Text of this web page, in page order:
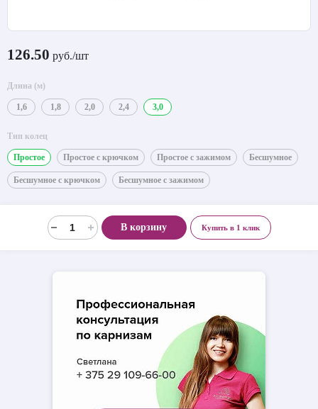
126.50 руб./шт
Длина (м)
1,6 1,8 2,0 2,4 3,0
Тип колец
Простое Простое с крючком Простое с зажимом Бесшумное
Бесшумное с крючком Бесшумное с зажимом
В корзину Купить в 1 клик